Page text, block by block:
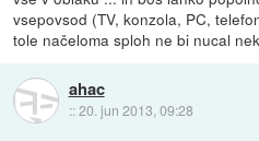
vsepovsod (TV, konzola, PC,
tole načeloma sploh ne bi nucal
ahac
::20. jun 2013, 09:28